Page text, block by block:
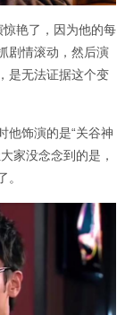
艳了，因为他的每
剧情滚动，然后演
是无法证据这个变
他饰演的是“关谷神
家没念念到的是，
。